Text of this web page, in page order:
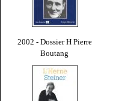
2002 - Dossier H Pierre
Boutang